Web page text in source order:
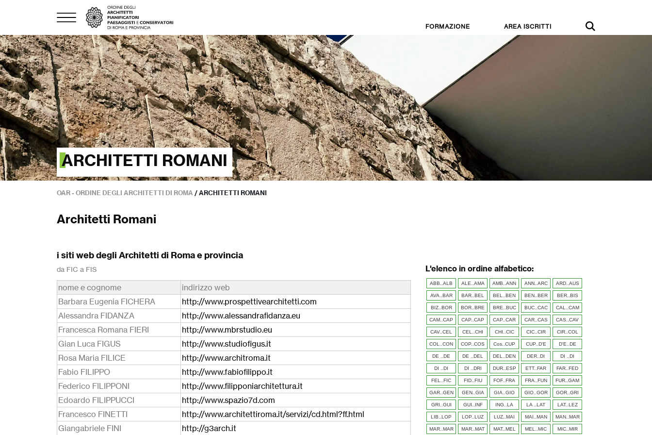
FORMAZIONE AREA ISCRITTI
ARCHITETTI ROMANI
OAR - ORDINE DEGLI ARCHITETTI DI ROMA /ARCHITETTI ROMANI
Architetti Romani
i siti web degli Architetti di Roma e provincia
da FIC a FIS
nome e cognome
indirizzo web
Barbara Eugenia FICHERA
http://www.prospettivearchitetti.com
Alessandra FIDANZA
http://www.alessandrafidanza.eu
Francesca Romana FIERI
http://www.mbrstudio.eu
Gian Luca FIGUS
http://www.studiofigus.it
Rosa Maria FILICE
http://www.architroma.it
Fabio FILIPPO
http://www.fabiofilippo.it
Federico FILIPPONI
http://www.filipponiarchitettura.it
Edoardo FILIPPUCCI
http://www.spazio7d.com
Francesco FINETTI
http://www.architettiroma.it/servizi/cd.html?ff.html
Giangabriele FINI
http://g3arch.it
L'elenco in ordine alfabetico:
ABB..ALB ALE..AMA AMB..ANN ANN..ARC ARD..AUS
AVA..BAR BAR..BEL BEL..BEN BEN..BER BER..BIS
BIZ..BOR BOR..BRE BRE..BUC BUC..CAC CAL..CAM
CAM..CAP CAP..CAP CAP..CAR CAR..CAS CAS..CAV
CAV..CEL CEL..CHI CHI..CIC CIC..CIR CIR..COL
COL..CON COP..COS Cos..CUP CUP..D'E D'E..DE
DE ..DE DE ..DEL DEL..DEN DER..DI DI ..DI
DI ..DI DI ..DRI DUR..ESP ETT..FAR FAR..FED
FEL..FIC FID..FIU FOF..FRA FRA..FUN FUR..GAM
GAR..GEN GEN..GIA GIA..GIO GIO..GOR GOR..GRI
GRI..GUI GUI..INF ING..LA LA ..LAT LAT..LEZ
LIB..LOP LOP..LUZ LUZ..MAI MAI..MAN MAN..MAR
MAR..MAR MAR..MAT MAT..MEL MEL..MIC MIC..MIR